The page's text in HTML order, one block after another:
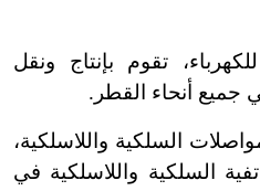
تقوم بإنتاج ونقل
جميع أنحاء القطر.
السلكية واللاسلكية،
السلكية واللاسلكية في